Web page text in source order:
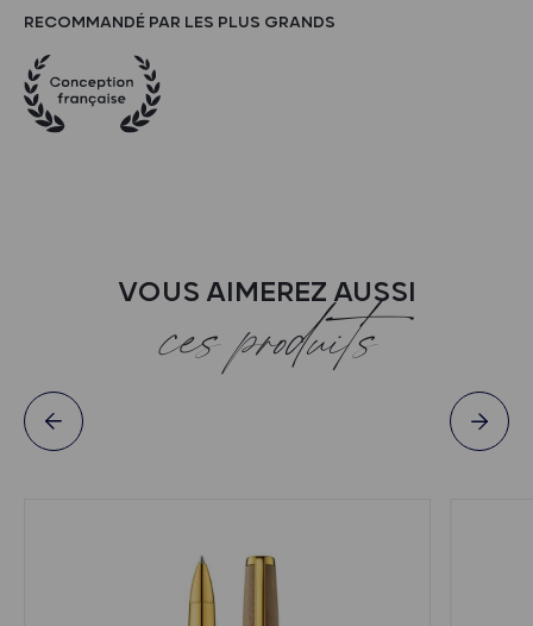
RECOMMANDÉ PAR LES PLUS GRANDS
VOUS AIMEREZ AUSSI
ces produits